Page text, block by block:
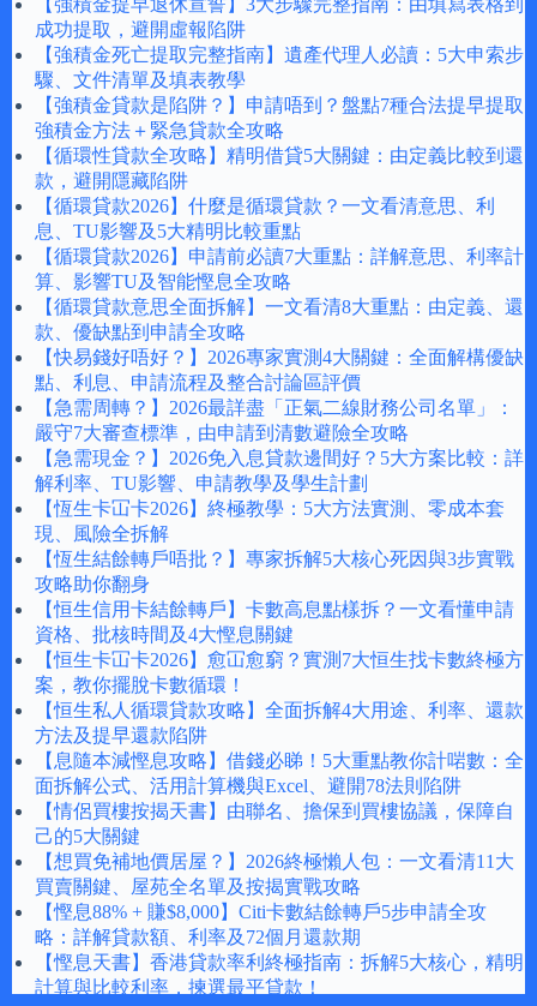
成功提取，避開虛報陷阱
【強積金死亡提取完整指南】遺產代理人必讀：5大申索步
驟、文件清單及填表教學
【強積金貸款是陷阱？】申請唔到？盤點7種合法提早提取
強積金方法＋緊急貸款全攻略
【循環性貸款全攻略】精明借貸5大關鍵：由定義比較到還
款，避開隱藏陷阱
【循環貸款2026】什麼是循環貸款？一文看清意思、利
息、TU影響及5大精明比較重點
【循環貸款2026】申請前必讀7大重點：詳解意思、利率計
算、影響TU及智能慳息全攻略
【循環貸款意思全面拆解】一文看清8大重點：由定義、還
款、優缺點到申請全攻略
【快易錢好唔好？】2026專家實測4大關鍵：全面解構優缺
點、利息、申請流程及整合討論區評價
【急需周轉？】2026最詳盡「正氣二線財務公司名單」：
嚴守7大審查標準，由申請到清數避險全攻略
【急需現金？】2026免入息貸款邊間好？5大方案比較：詳
解利率、TU影響、申請教學及學生計劃
【恆生卡冚卡2026】終極教學：5大方法實測、零成本套
現、風險全拆解
【恆生結餘轉戶唔批？】專家拆解5大核心死因與3步實戰
攻略助你翻身
【恒生信用卡結餘轉戶】卡數高息點樣拆？一文看懂申請
資格、批核時間及4大慳息關鍵
【恒生卡冚卡2026】愈冚愈窮？實測7大恒生找卡數終極方
案，教你擺脫卡數循環！
【恒生私人循環貸款攻略】全面拆解4大用途、利率、還款
方法及提早還款陷阱
【息隨本減慳息攻略】借錢必睇！5大重點教你計啱數：全
面拆解公式、活用計算機與Excel、避開78法則陷阱
【情侶買樓按揭天書】由聯名、擔保到買樓協議，保障自
己的5大關鍵
【想買免補地價居屋？】2026終極懶人包：一文看清11大
買賣關鍵、屋苑全名單及按揭實戰攻略
【慳息88% + 賺$8,000】Citi卡數結餘轉戶5步申請全攻
略：詳解貸款額、利率及72個月還款期
【慳息天書】香港貸款率利終極指南：拆解5大核心，精明
計算與比較利率，揀選最平貸款！